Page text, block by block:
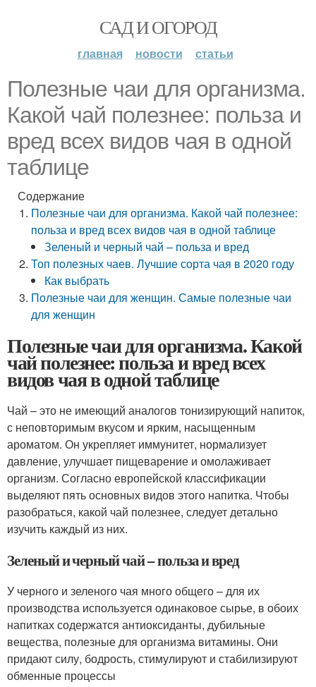
САД И ОГОРОД
главная новости статьи
Полезные чаи для организма.
Какой чай полезнее: польза и
вред всех видов чая в одной
таблице
Содержание
Полезные чаи для организма. Какой чай полезнее:
польза и вред всех видов чая в одной таблице
Зеленый и черный чай – польза и вред
Топ полезных чаев. Лучшие сорта чая в 2020 году
Как выбрать
Полезные чаи для женщин. Самые полезные чаи
для женщин
Полезные чаи для организма. Какой
чай полезнее: польза и вред всех
видов чая в одной таблице
Чай – это не имеющий аналогов тонизирующий напиток,
с неповторимым вкусом и ярким, насыщенным
ароматом. Он укрепляет иммунитет, нормализует
давление, улучшает пищеварение и омолаживает
организм. Согласно европейской классификации
выделяют пять основных видов этого напитка. Чтобы
разобраться, какой чай полезнее, следует детально
изучить каждый из них.
Зеленый и черный чай – польза и вред
У черного и зеленого чая много общего – для их
производства используется одинаковое сырье, в обоих
напитках содержатся антиоксиданты, дубильные
вещества, полезные для организма витамины. Они
придают силу, бодрость, стимулируют и стабилизируют
обменные процессы